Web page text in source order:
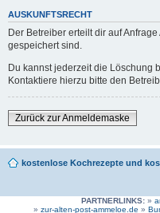
AUSKUNFTSRECHT
Der Betreiber erteilt dir auf
gespeichert sind.
Du kannst jederzeit die Löschung
Kontaktiere hierzu bitte den
Zurück zur Anmeldemaske
kostenlose Kochrezepte und
PARTNERLINKS:»
» zur-alten-post-ammeloe.de »